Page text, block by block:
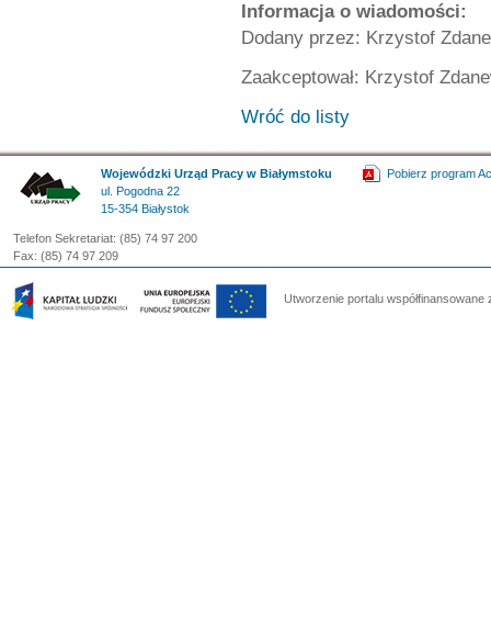
Informacja o wiadomości:
Dodany przez: Krzystof
Zaakceptował: Krzystof
Wróć do listy
Wojewódzki Urząd Pracy w Białymstoku
ul. Pogodna 22
15-354 Białystok
Telefon Sekretariat: (85) 74 97 200
Fax: (85) 74 97 209
Pobierz program
Utworzenie portalu